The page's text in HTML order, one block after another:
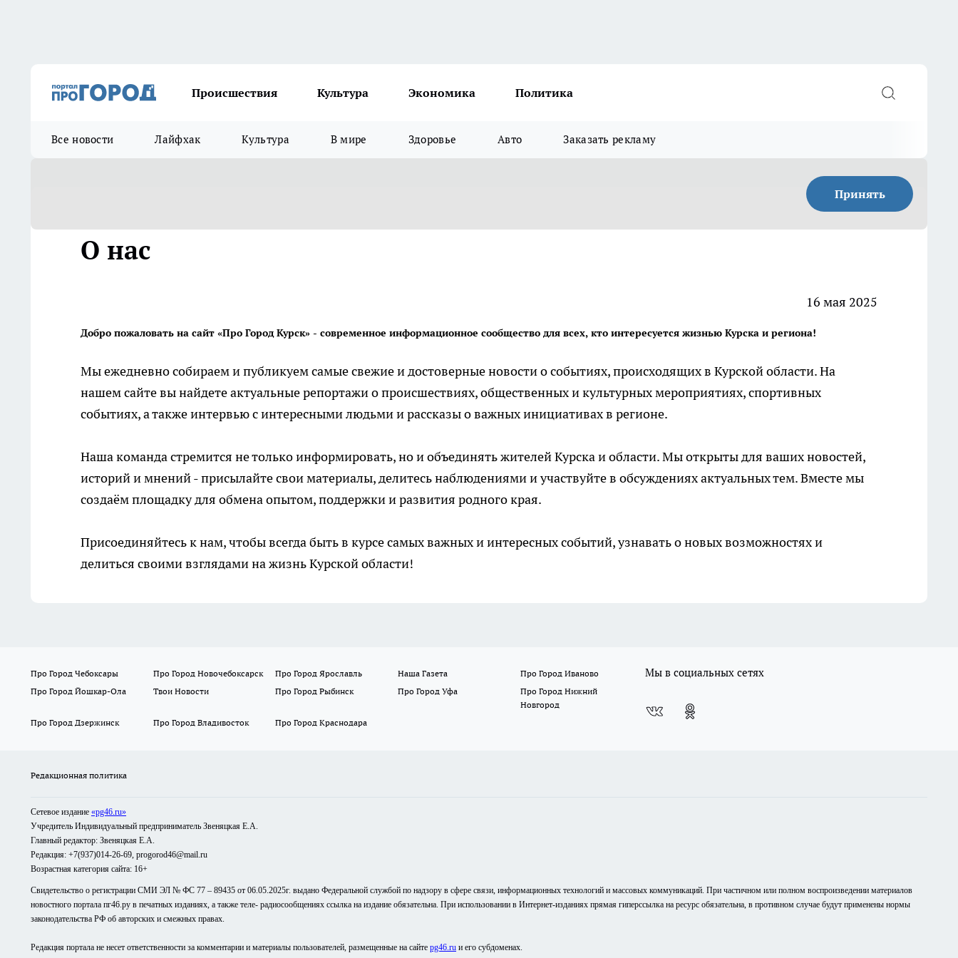
Происшествия Культура Экономика Политика
Все новости Лайфхак Культура В мире Здоровье Авто Заказать рекламу
Принять
О нас
16 мая 2025
Добро пожаловать на сайт «Про Город Курск» - современное информационное сообщество для всех, кто интересуется жизнью Курска и региона!
Мы ежедневно собираем и публикуем самые свежие и достоверные новости о событиях, происходящих в Курской области. На
нашем сайте вы найдете актуальные репортажи о происшествиях, общественных и культурных мероприятиях, спортивных
событиях, а также интервью с интересными людьми и рассказы о важных инициативах в регионе.
Наша команда стремится не только информировать, но и объединять жителей Курска и области. Мы открыты для ваших новостей,
историй и мнений - присылайте свои материалы, делитесь наблюдениями и участвуйте в обсуждениях актуальных тем. Вместе мы
создаём площадку для обмена опытом, поддержки и развития родного края.
Присоединяйтесь к нам, чтобы всегда быть в курсе самых важных и интересных событий, узнавать о новых возможностях и
делиться своими взглядами на жизнь Курской области!
Про Город Чебоксары Про Город Новочебоксарск Про Город Ярославль Наша Газета
Про Город Иваново
Про Город Йошкар-Ола
Твои Новости Про Город Рыбинск Про Город Уфа
Про Город Нижний
Новгород
Про Город Дзержинск
Про Город Владивосток Про Город Краснодара
Мы в социальных сетях
Редакционная политика
Сетевое издание «pg46.ru»
Учредитель Индивидуальный предприниматель Звеняцкая Е.А.
Главный редактор: Звеняцкая Е.А.
Редакция: +7(937)014-26-69, progorod46@mail.ru
Возрастная категория сайта: 16+
Свидетельство о регистрации СМИ ЭЛ № ФС 77 – 89435 от 06.05.2025г. выдано Федеральной службой по надзору в сфере связи, информационных технологий и массовых коммуникаций. При частичном или полном воспроизведении материалов
новостного портала пг46.ру в печатных изданиях, а также теле- радиосообщениях ссылка на издание обязательна. При использовании в Интернет-изданиях прямая гиперссылка на ресурс обязательна, в противном случае будут применены нормы
законодательства РФ об авторских и смежных правах.
Редакция портала не несет ответственности за комментарии и материалы пользователей, размещенные на сайте pg46.ru и его субдоменах.